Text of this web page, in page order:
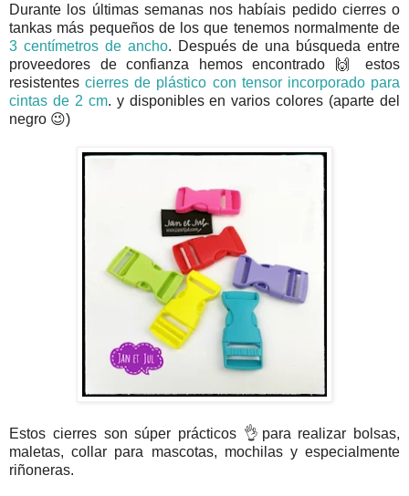
Durante los últimas semanas nos habíais pedido cierres o
tankas más pequeños de los que tenemos normalmente de
3 centímetros de ancho. Después de una búsqueda entre
proveedores de confianza hemos encontrado 🙌
estos
resistentes cierres de plástico con tensor incorporado para
cintas de 2 cm. y disponibles en varios colores (aparte del
negro 😉)
Estos cierres son súper prácticos 👌para realizar bolsas,
maletas, collar para mascotas, mochilas y especialmente
riñoneras.⁠